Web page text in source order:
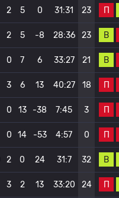
2 5 0 31:31 23 П
2 5 -8 28:36 23 В
0 7 6 33:27 21 В
3 6 13 40:27 18 П
0 13 -38 7:45 3 П
0 14 -53 4:57 0 П
2 0 24 31:7 32 В
3 2 13 33:20 24 П